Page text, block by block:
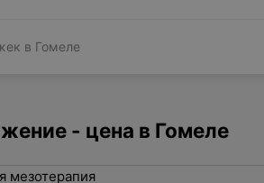
в Гомеле
- цена в Гомеле
мезотерапия